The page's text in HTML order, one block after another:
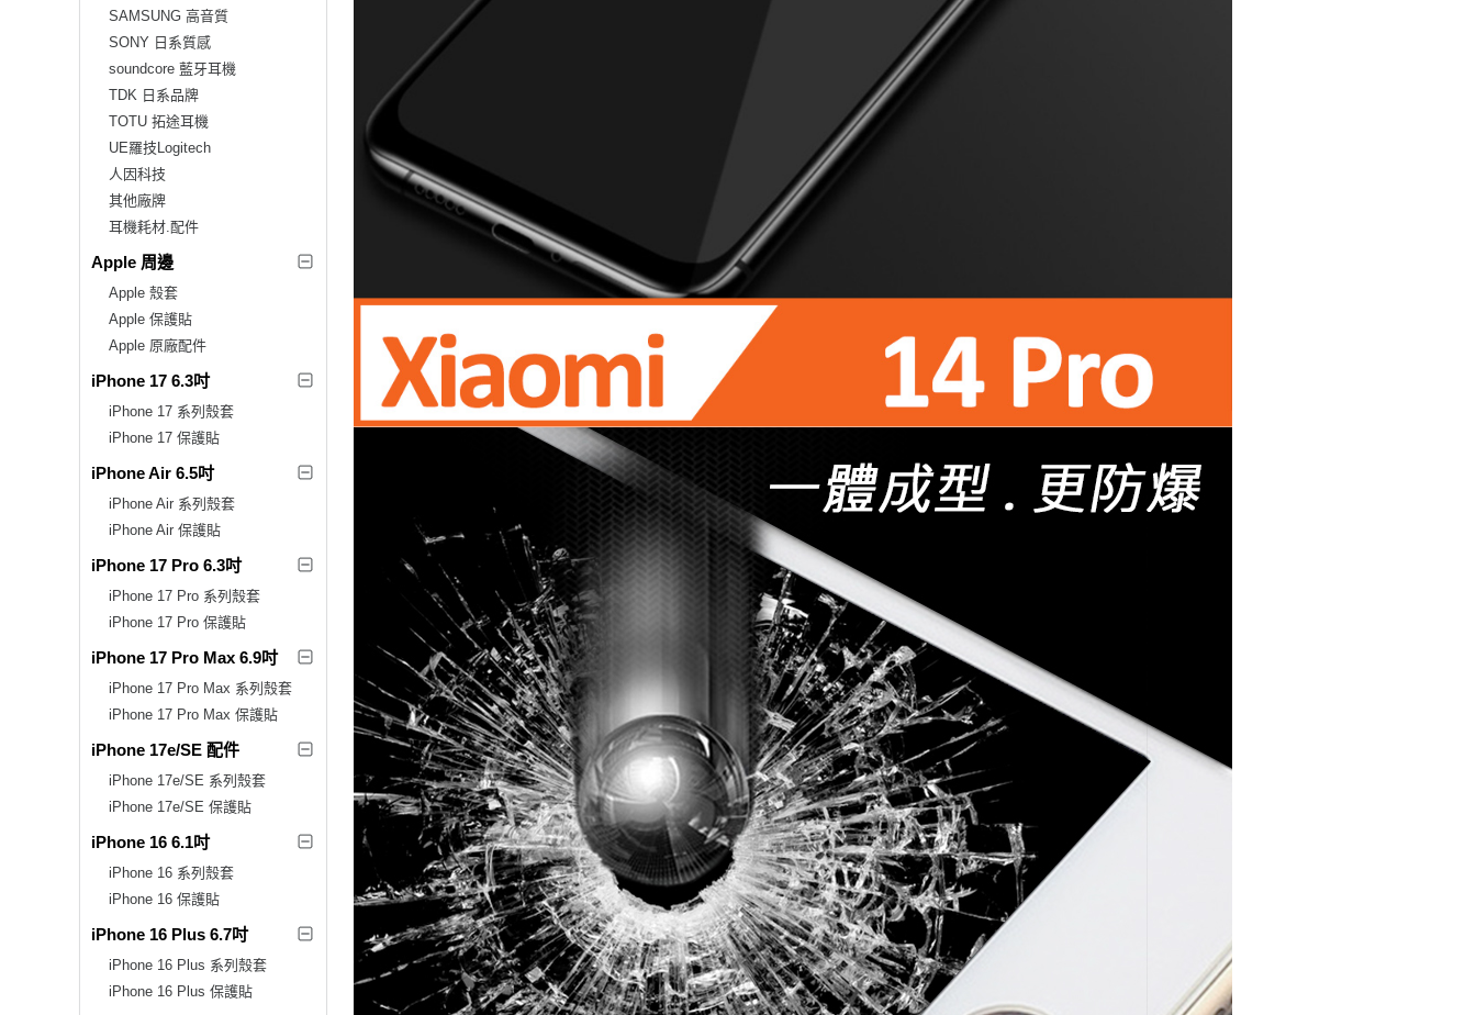
SAMSUNG 高音質
SONY 日系質感
soundcore 藍牙耳機
TDK 日系品牌
TOTU 拓途耳機
UE羅技Logitech
人因科技
其他廠牌
耳機耗材.配件
Apple 周邊
Apple 殼套
Apple 保護貼
Apple 原廠配件
iPhone 17 6.3吋
iPhone 17 系列殼套
iPhone 17 保護貼
iPhone Air 6.5吋
iPhone Air 系列殼套
iPhone Air 保護貼
iPhone 17 Pro 6.3吋
iPhone 17 Pro 系列殼套
iPhone 17 Pro 保護貼
iPhone 17 Pro Max 6.9吋
iPhone 17 Pro Max 系列殼套
iPhone 17 Pro Max 保護貼
iPhone 17e/SE 配件
iPhone 17e/SE 系列殼套
iPhone 17e/SE 保護貼
iPhone 16 6.1吋
iPhone 16 系列殼套
iPhone 16 保護貼
iPhone 16 Plus 6.7吋
iPhone 16 Plus 系列殼套
iPhone 16 Plus 保護貼